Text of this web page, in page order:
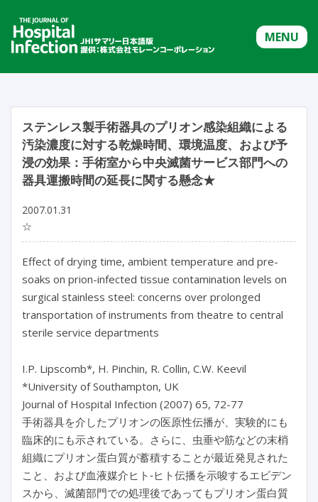
MENU
ステンレス製手術器具のプリオン感染組織による
汚染濃度に対する乾燥時間、環境温度、および予
浸の効果：手術室から中央滅菌サービス部門への
器具運搬時間の延長に関する懸念★
2007.01.31
☆
Effect of drying time, ambient temperature and pre-
soaks on prion-infected tissue contamination levels on
surgical stainless steel: concerns over prolonged
transportation of instruments from theatre to central
sterile service departments
I.P. Lipscomb*, H. Pinchin, R. Collin, C.W. Keevil
*University of Southampton, UK
Journal of Hospital Infection (2007) 65, 72-77
手術器具を介したプリオンの医原性伝播が、実験的にも
臨床的にも示されている。さらに、虫垂や筋などの末梢
組織にプリオン蛋白質が蓄積することが最近発見された
こと、および血液媒介ヒト‐ヒト伝播を示唆するエビデン
スから、滅菌部門での処理後であってもプリオン蛋白質